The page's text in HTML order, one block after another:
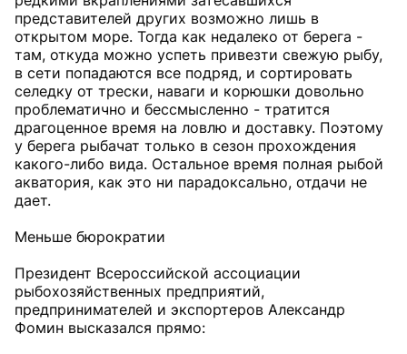
представителей других возможно лишь в
открытом море. Тогда как недалеко от берега -
там, откуда можно успеть привезти свежую рыбу,
в сети попадаются все подряд, и сортировать
селедку от трески, наваги и корюшки довольно
проблематично и бессмысленно - тратится
драгоценное время на ловлю и доставку. Поэтому
у берега рыбачат только в сезон прохождения
какого-либо вида. Остальное время полная рыбой
акватория, как это ни парадоксально, отдачи не
дает.
Меньше бюрократии
Президент Всероссийской ассоциации
рыбохозяйственных предприятий,
предпринимателей и экспортеров Александр
Фомин высказался прямо: